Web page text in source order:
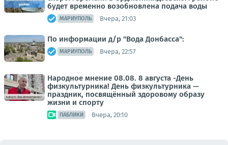
будет временно возобновлена подача воды
МАРИУПОЛЬ Вчера, 21:03
По информации д/р "Вода Донбасса":
МАРИУПОЛЬ Вчера, 22:57
Народное мнение 08.08. 8 августа -День
физкультурника! День физкультурника —
праздник, посвящённый здоровому образу
жизни и спорту
ПАБЛИКИ Вчера, 20:10